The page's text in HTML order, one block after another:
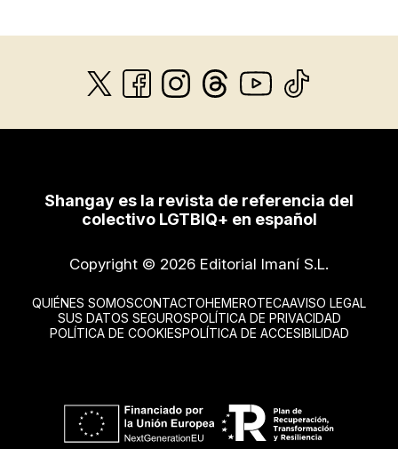
Shangay es la revista de referencia del
colectivo LGTBIQ+ en español
Copyright © 2026 Editorial Imaní S.L.
QUIÉNES SOMOSCONTACTOHEMEROTECAAVISO LEGAL
SUS DATOS SEGUROSPOLÍTICA DE PRIVACIDAD
POLÍTICA DE COOKIESPOLÍTICA DE ACCESIBILIDAD